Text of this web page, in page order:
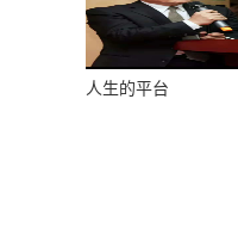
人生的平台